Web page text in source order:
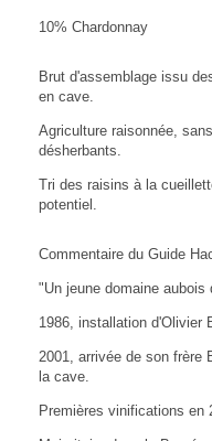
10% Chardonnay
Brut d'assemblage issu
en cave.
Agriculture raisonnée,
désherbants.
Tri des raisins à la
potentiel.
Commentaire du Guide
"Un jeune domaine aubois
1986, installation d'Olivier
2001, arrivée de son frère
la cave.
Premières vinifications en